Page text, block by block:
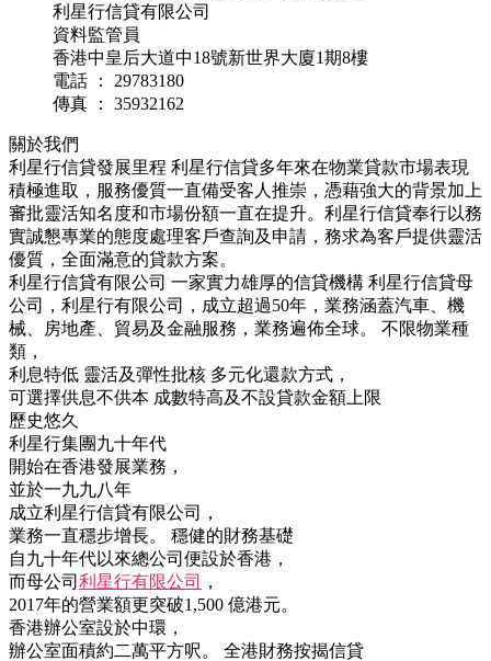
利星行信貸有限公司
資料監管員
香港中皇后大道中18號新世界大廈1期8樓
電話 ： 29783180
傳真 ： 35932162
關於我們
利星行信貸發展里程 利星行信貸多年來在物業貸款市場表現
積極進取，服務優質一直備受客人推崇，憑藉強大的背景加上
審批靈活知名度和市場份額一直在提升。利星行信貸奉行以務
實誠懇專業的態度處理客戶查詢及申請，務求為客戶提供靈活
優質，全面滿意的貸款方案。
利星行信貸有限公司 一家實力雄厚的信貸機構 利星行信貸母
公司，利星行有限公司，成立超過50年，業務涵蓋汽車、機
械、房地產、貿易及金融服務，業務遍佈全球。
不限物業種
類，
利息特低 靈活及彈性批核 多元化還款方式，
可選擇供息不供本 成數特高及不設貸款金額上限
歷史悠久
利星行集團九十年代
開始在香港發展業務，
並於一九九八年
成立利星行信貸有限公司，
業務一直穩步增長。
穩健的財務基礎
自九十年代以來總公司便設於香港，
而母公司 利星行有限公司
，
2017年的營業額更突破1,500 億港元。
香港辦公室設於中環，
辦公室面積約二萬平方呎。
全港財務按揭信貸